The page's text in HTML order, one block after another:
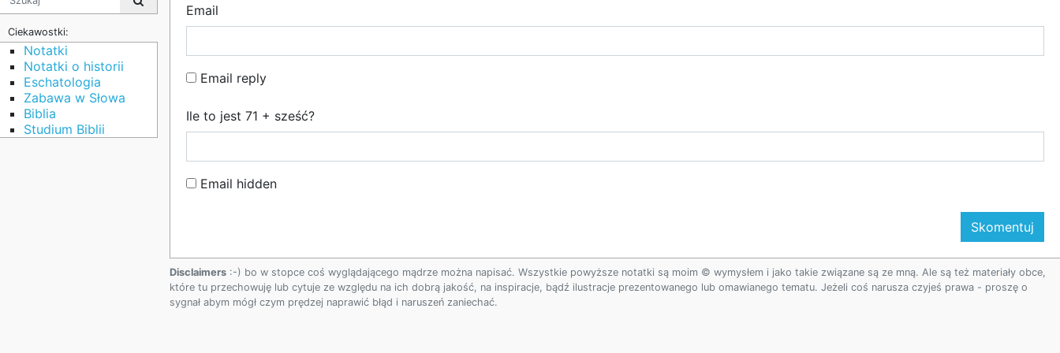
Ciekawostki:
Notatki
Notatki o historii
Eschatologia
Zabawa w Słowa
Biblia
Studium Biblii
Email
Email reply
Ile to jest 71 + sześć?
Email hidden
Disclaimers :-) bo w stopce coś wyglądającego mądrze można napisać. Wszystkie powyższe notatki są moim © wymysłem i jako takie związane są ze mną. Ale są też materiały obce,
które tu przechowuję lub cytuje ze względu na ich dobrą jakość, na inspiracje, bądź ilustracje prezentowanego lub omawianego tematu. Jeżeli coś narusza czyjeś prawa - proszę o
sygnał abym mógł czym prędzej naprawić błąd i naruszeń zaniechać.